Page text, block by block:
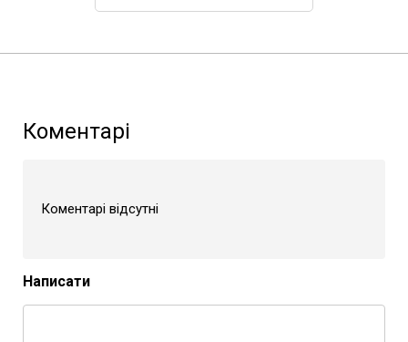
Коментарі
Коментарі відсутні
Написати